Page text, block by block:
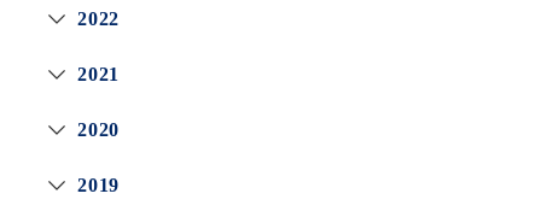
2022
2021
2020
2019